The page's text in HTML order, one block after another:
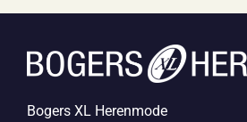
Bogers XL Herenmode